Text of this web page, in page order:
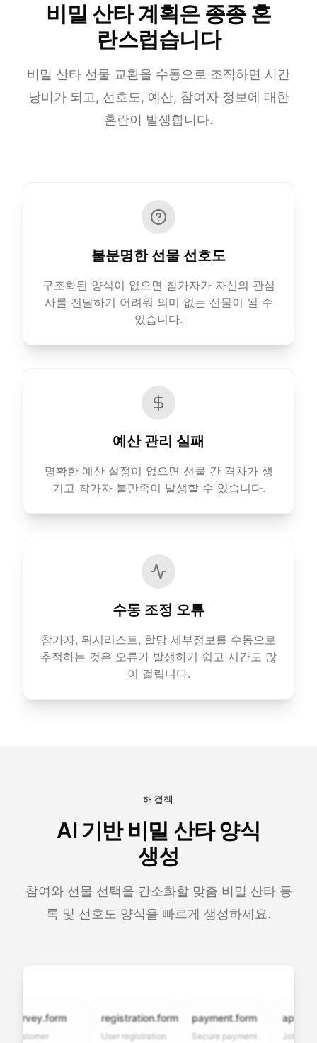
비밀 산타 계획은 종종 혼
란스럽습니다
비밀 산타 선물 교환을 수동으로 조직하면 시간
낭비가 되고, 선호도, 예산, 참여자 정보에 대한
혼란이 발생합니다.
불분명한 선물 선호도
구조화된 양식이 없으면 참가자가 자신의 관심
사를 전달하기 어려워 의미 없는 선물이 될 수
있습니다.
예산 관리 실패
명확한 예산 설정이 없으면 선물 간 격차가 생
기고 참가자 불만족이 발생할 수 있습니다.
수동 조정 오류
참가자, 위시리스트, 할당 세부정보를 수동으로
추적하는 것은 오류가 발생하기 쉽고 시간도 많
이 걸립니다.
해결책
AI 기반 비밀 산타 양식
생성
참여와 선물 선택을 간소화할 맞춤 비밀 산타 등
록 및 선호도 양식을 빠르게 생성하세요.
registration.form
User registration
payment.form
Secure payment
Job